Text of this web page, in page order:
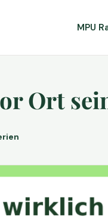
MPU
Ort